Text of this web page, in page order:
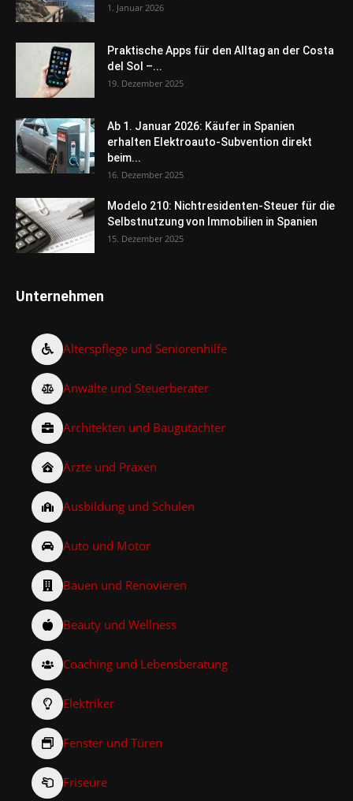
1. Januar 2026
Praktische Apps für den Alltag an der Costa
del Sol –...
19. Dezember 2025
Ab 1. Januar 2026: Käufer in Spanien
erhalten Elektroauto-Subvention direkt
beim...
16. Dezember 2025
Modelo 210: Nichtresidenten-Steuer für die
Selbstnutzung von Immobilien in Spanien
15. Dezember 2025
Unternehmen
Alterspflege und Seniorenhilfe
Anwälte und Steuerberater
Architekten und Baugutachter
Ärzte und Praxen
Ausbildung und Schulen
Auto und Motor
Bauen und Renovieren
Beauty und Wellness
Coaching und Lebensberatung
Elektriker
Fenster und Türen
Friseure